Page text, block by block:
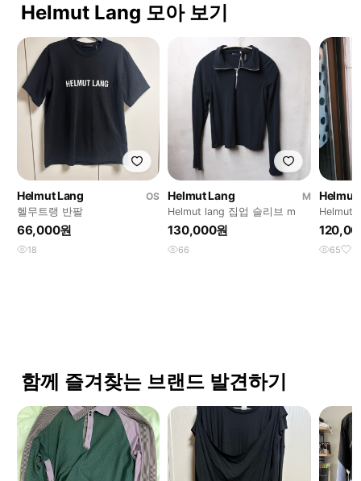
Helmut Lang 모아 보기
Helmut Lang
OS
헬무트랭 반팔
66,000원
18
Helmut Lang
M
Helmut lang 집업 슬리브 m
130,000원
66
Helmut
Helmut
스 s
65 2
함께 즐겨찾는 브랜드 발견하기